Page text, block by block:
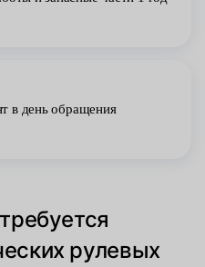
в день обращения
рулевых